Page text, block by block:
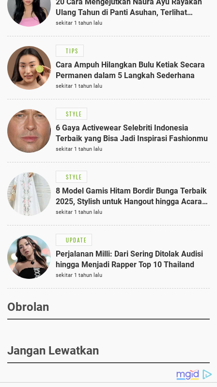
20 Cara Mengejutkan Naura Ayu Rayakan
Ulang Tahun di Panti Asuhan, Terlihat
Anggun dengan Kaftan Cokelat
sekitar 1 tahun lalu
TIPS
Cara Ampuh Hilangkan Bulu Ketiak Secara
Permanen dalam 5 Langkah Sederhana
sekitar 1 tahun lalu
STYLE
6 Gaya Activewear Selebriti Indonesia
Terbaik yang Bisa Jadi Inspirasi Fashionmu
sekitar 1 tahun lalu
STYLE
8 Model Gamis Hitam Bordir Bunga Terbaik
2025, Stylish untuk Hangout hingga Acara
Semi-Formal
sekitar 1 tahun lalu
UPDATE
Perjalanan Milli: Dari Sering Ditolak Audisi
hingga Menjadi Rapper Top 10 Thailand
sekitar 1 tahun lalu
Obrolan
Jangan Lewatkan